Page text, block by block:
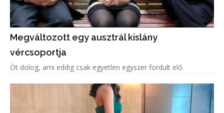
Megváltozott egy ausztrál kislány
vércsoportja
Öt dolog, ami eddig csak egyetlen egyszer fordult elő.